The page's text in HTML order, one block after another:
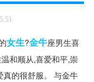
女生?金牛座男生喜
和顺从,喜爱和平,崇
真的很舒服。 与金牛